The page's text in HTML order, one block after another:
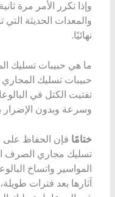
وإذا تكرر الأمر مرة
والمعدات الحديثة
نهائيًا.
ما هي حبيبات تسليك
حبيبات تسليك
تفتيت الكتل في
وسرعة وبدون
ختامًا فإن الحفاظ
تسليك مجاري الصرف
المواسير واتساخ
آثارها بعد فترات